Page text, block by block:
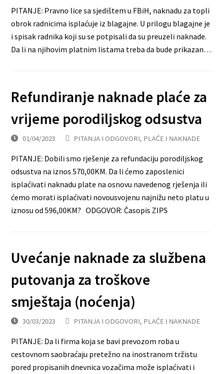
PITANJE: Pravno lice sa sjedištem u FBiH, naknadu za topli
obrok radnicima isplaćuje iz blagajne. U prilogu blagajne je
i spisak radnika koji su se potpisali da su preuzeli naknade.
Da li na njihovim platnim listama treba da bude prikazan…
Refundiranje naknade plaće za
vrijeme porodiljskog odsustva
01/04/2023 PITANJA I ODGOVORI, PLAĆE I NAKNADE
PITANJE: Dobili smo rješenje za refundaciju porodiljskog
odsustva na iznos 570,00KM. Da li ćemo zaposlenici
isplaćivati naknadu plate na osnovu navedenog rješenja ili
ćemo morati isplaćivati novousvojenu najnižu neto platu u
iznosu od 596,00KM? ODGOVOR: Časopis ZIPS
Uvećanje naknade za službena
putovanja za troškove
smještaja (noćenja)
30/03/2023 PITANJA I ODGOVORI, PLAĆE I NAKNADE
PITANJE: Da li firma koja se bavi prevozom roba u
cestovnom saobraćaju pretežno na inostranom tržistu
pored propisanih dnevnica vozačima može isplaćivati i